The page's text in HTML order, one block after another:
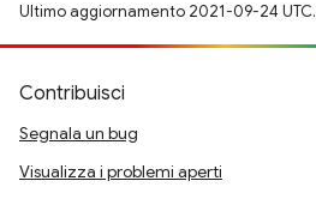
Ultimo aggiornamento 2021-09-24 UTC.
Contribuisci
Segnala un bug
Visualizza i problemi aperti